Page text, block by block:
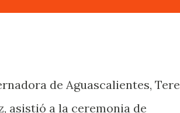
de Aguascalientes, Tere
asistió a la ceremonia de